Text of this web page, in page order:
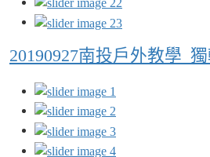
20190927南投戶外教學_